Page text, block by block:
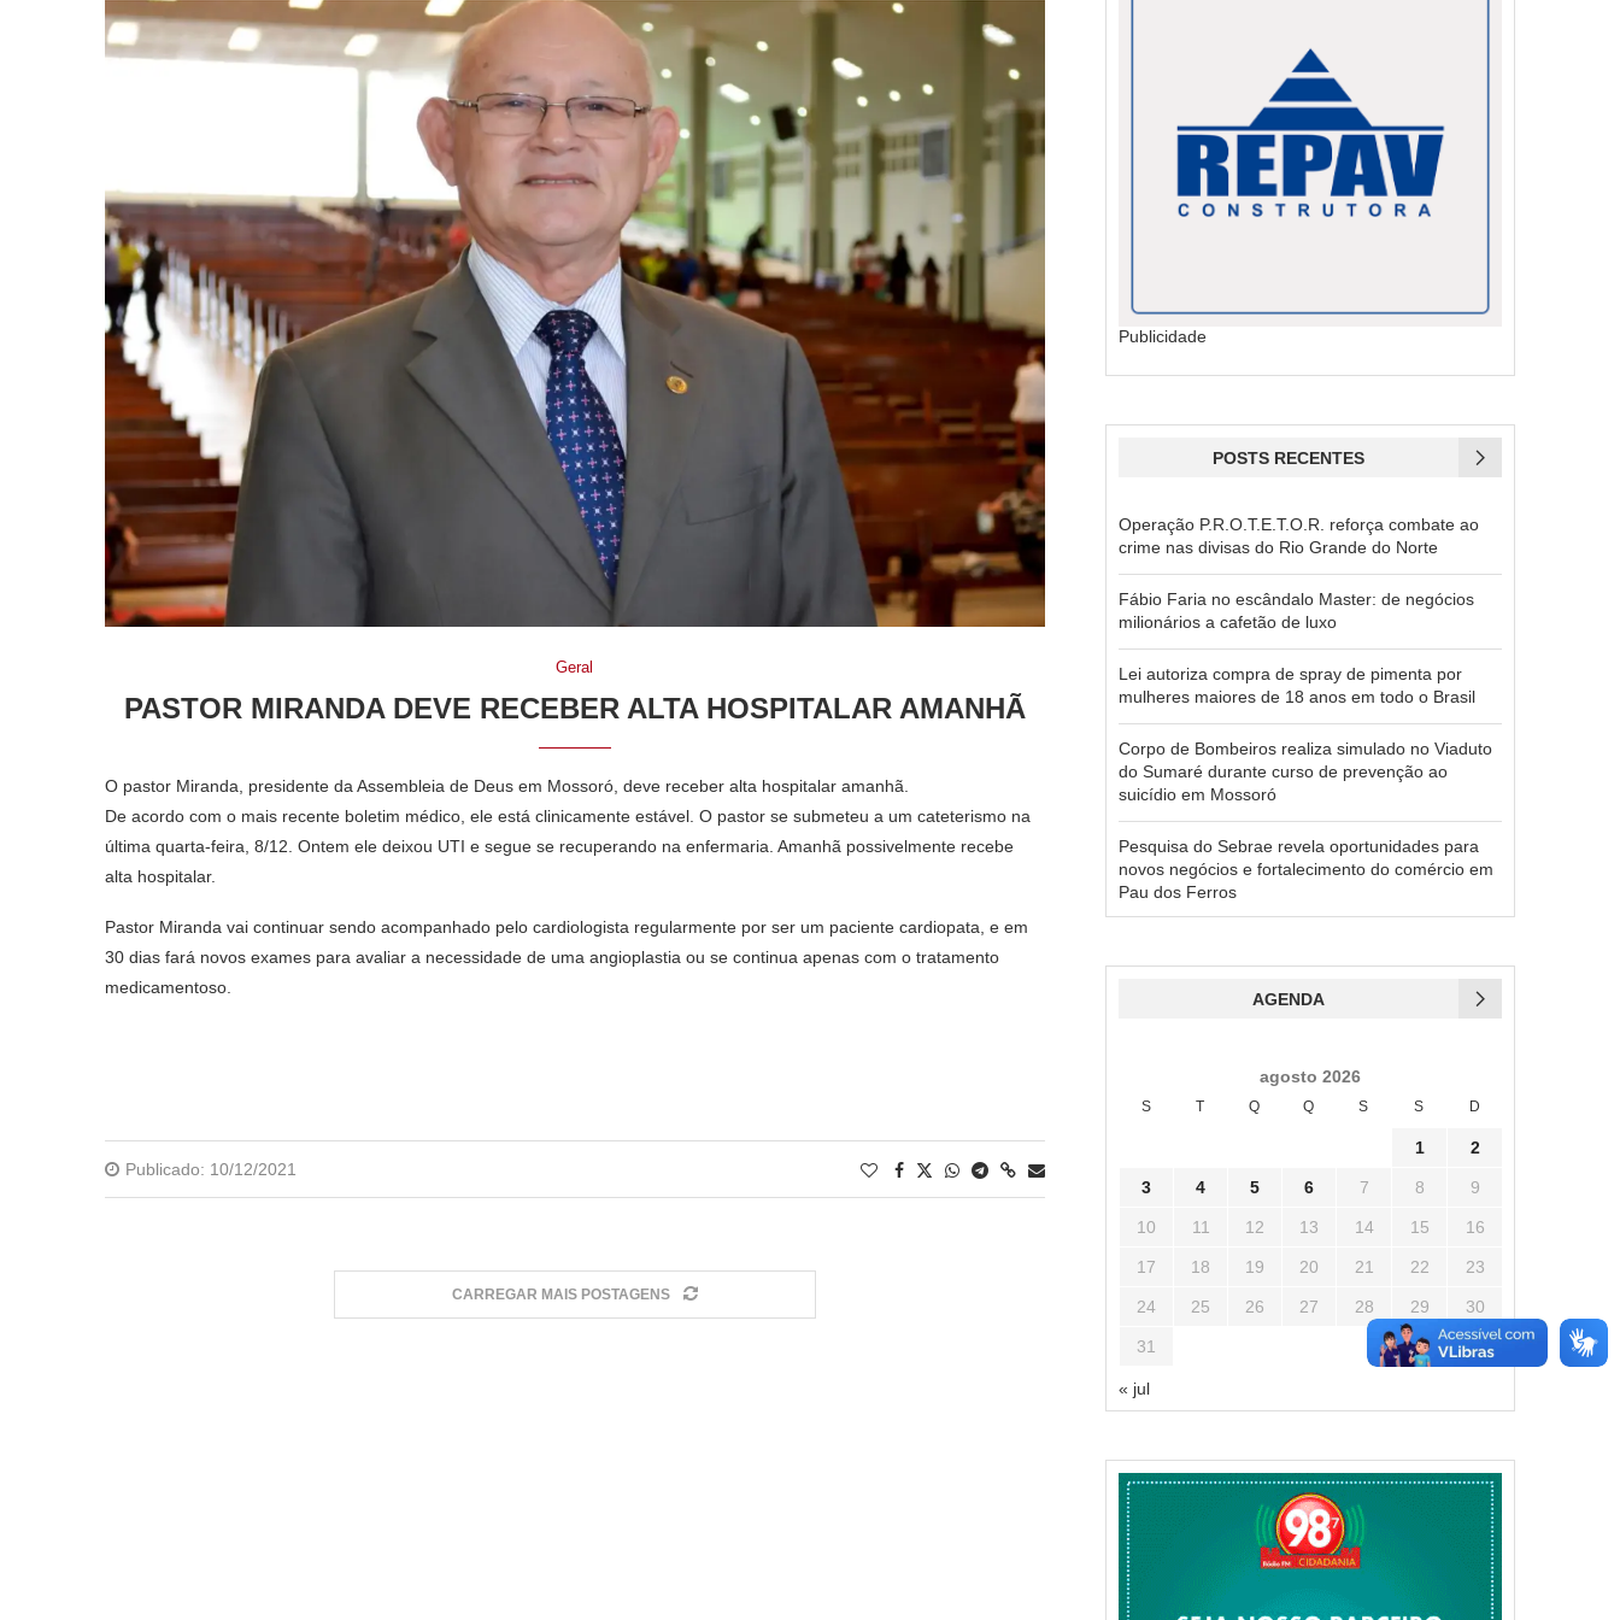
Geral
PASTOR MIRANDA DEVE RECEBER ALTA HOSPITALAR AMANHÃ
O pastor Miranda, presidente da Assembleia de Deus em Mossoró, deve receber alta hospitalar amanhã.
De acordo com o mais recente boletim médico, ele está clinicamente estável. O pastor se submeteu a um cateterismo na
última quarta-feira, 8/12. Ontem ele deixou UTI e segue se recuperando na enfermaria. Amanhã possivelmente recebe
alta hospitalar.
Pastor Miranda vai continuar sendo acompanhado pelo cardiologista regularmente por ser um paciente cardiopata, e em
30 dias fará novos exames para avaliar a necessidade de uma angioplastia ou se continua apenas com o tratamento
medicamentoso.
Publicado: 10/12/2021
CARREGAR MAIS POSTAGENS
Publicidade
POSTS RECENTES
Operação P.R.O.T.E.T.O.R. reforça combate ao
crime nas divisas do Rio Grande do Norte
Fábio Faria no escândalo Master: de negócios
milionários a cafetão de luxo
Lei autoriza compra de spray de pimenta por
mulheres maiores de 18 anos em todo o Brasil
Corpo de Bombeiros realiza simulado no Viaduto
do Sumaré durante curso de prevenção ao
suicídio em Mossoró
Pesquisa do Sebrae revela oportunidades para
novos negócios e fortalecimento do comércio em
Pau dos Ferros
AGENDA
agosto 2026
S T Q Q S S D
1 2
3 4 5 6 7 8 9
10 11 12 13 14 15 16
17 18 19 20 21 22 23
24 25 26 27 28 29 30
31
« jul